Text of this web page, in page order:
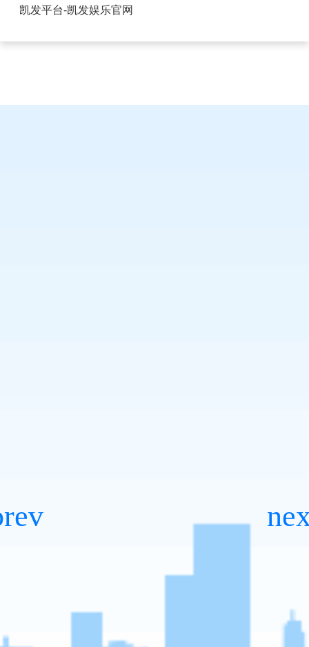
安徽圆孔排针排母哪家便宜-凯发平台
凯发平台-凯发娱乐官网